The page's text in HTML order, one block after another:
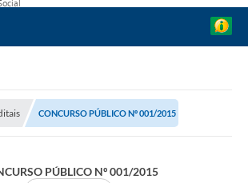
CONCURSO PÚBLICO Nº 001/2015
PÚBLICO Nº 001/2015